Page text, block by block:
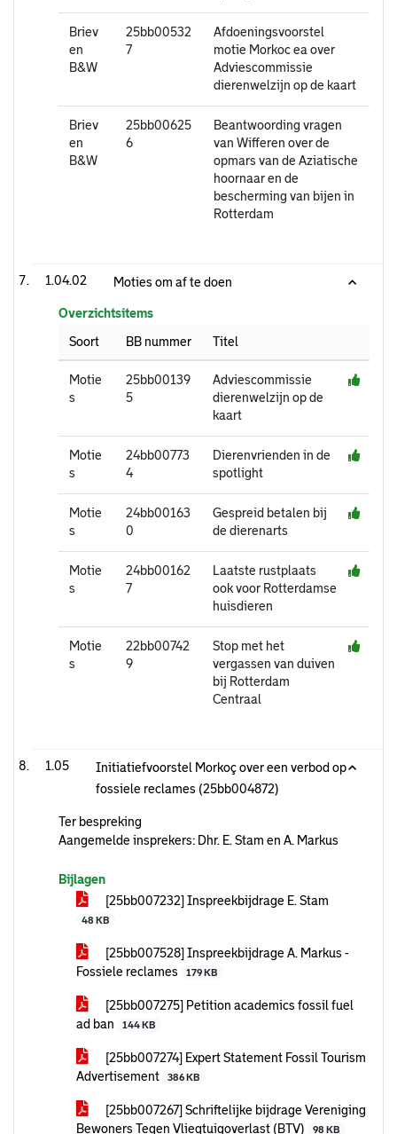
Briev
en
B&W
25bb00532
7
Afdoeningsvoorstel
motie Morkoc ea over
Adviescommissie
dierenwelzijn op de kaart
Briev
en
B&W
25bb00625
6
Beantwoording vragen
van Wifferen over de
opmars van de Aziatische
hoornaar en de
bescherming van bijen in
Rotterdam
1.04.02 Moties om af te doen
Overzichtsitems
Soort
BB nummer Titel
Motie
s
25bb00139
5
Adviescommissie
dierenwelzijn op de
kaart
Motie
s
24bb00773
4
Dierenvrienden in de
spotlight
Motie
s
24bb00163
0
Gespreid betalen bij
de dierenarts
Motie
s
24bb00162
7
Laatste rustplaats
ook voor Rotterdamse
huisdieren
Motie
s
22bb00742
9
Stop met het
vergassen van duiven
bij Rotterdam
Centraal
1.05
Initiatiefvoorstel Morkoç over een verbod op
fossiele reclames (25bb004872)
Ter bespreking
Aangemelde insprekers: Dhr. E. Stam en A. Markus
Bijlagen
[25bb007232] Inspreekbijdrage E. Stam
48 KB
[25bb007528] Inspreekbijdrage A. Markus -
Fossiele reclames
179 KB
[25bb007275] Petition academics fossil fuel
ad ban
144 KB
[25bb007274] Expert Statement Fossil Tourism
Advertisement
386 KB
[25bb007267] Schriftelijke bijdrage Vereniging
Bewoners Tegen Vliegtuigoverlast (BTV)
98 KB